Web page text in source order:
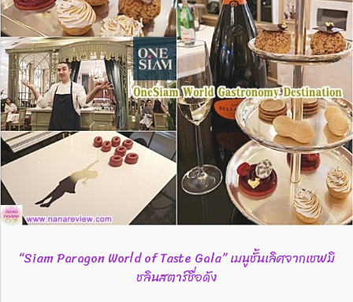
“Siam Paragon World of Taste Gala” เมนูชั้นเลิศจากเชฟมิ
ชลินสตาร์ชื่อดัง